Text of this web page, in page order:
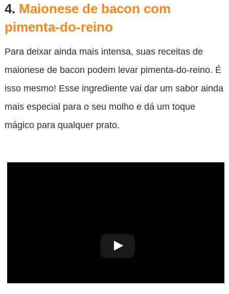
4. Maionese de bacon com
pimenta-do-reino
Para deixar ainda mais intensa, suas receitas de
maionese de bacon podem levar pimenta-do-reino. É
isso mesmo! Esse ingrediente vai dar um sabor ainda
mais especial para o seu molho e dá um toque
mágico para qualquer prato.